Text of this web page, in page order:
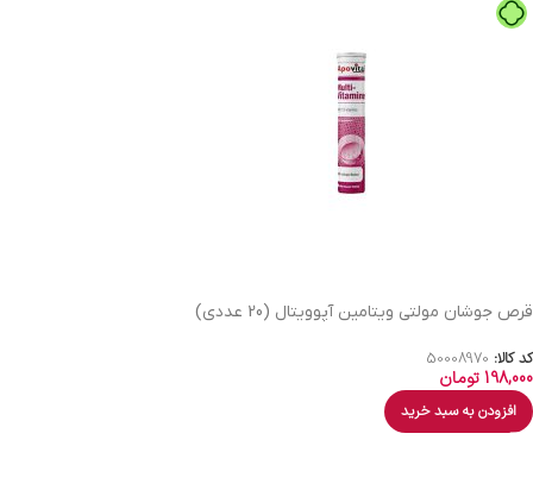
قرص جوشان مولتی ویتامین آپوویتال (20 عددی)
کد کالا: 50008970
198,000تومان
افزودن به سبد خرید